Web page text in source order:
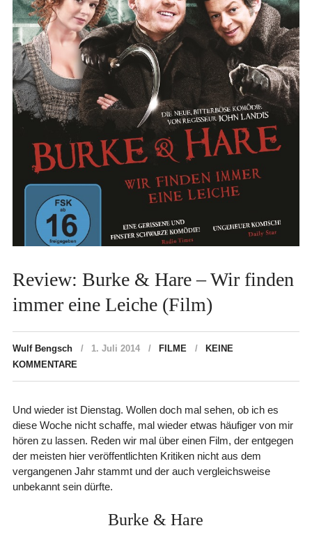
Review: Burke & Hare – Wir finden
immer eine Leiche (Film)
Wulf Bengsch 1. Juli 2014 FILME
KEINE
KOMMENTARE
Und wieder ist Dienstag. Wollen doch mal sehen, ob ich es
diese Woche nicht schaffe, mal wieder etwas häufiger von mir
hören zu lassen. Reden wir mal über einen Film, der entgegen
der meisten hier veröffentlichten Kritiken nicht aus dem
vergangenen Jahr stammt und der auch vergleichsweise
unbekannt sein dürfte.
Burke & Hare